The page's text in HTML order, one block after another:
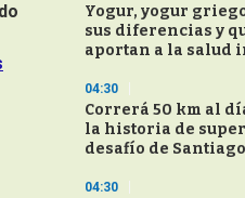
Yogur, yogur
sus diferencias y
aportan a la salud
04:30
Correrá 50 km al
la historia de
desafío de
04:30